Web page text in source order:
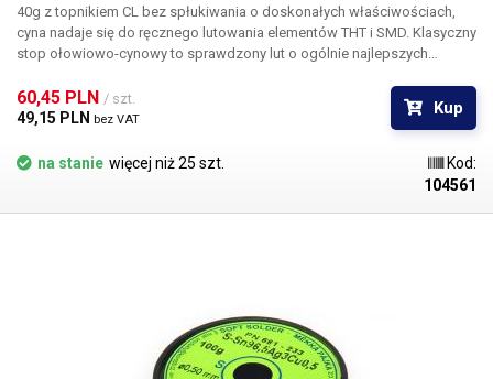
40g z topnikiem CL bez spłukiwania o doskonałych właściwościach,
cyna nadaje się do ręcznego lutowania elementów THT i SMD. Klasyczny
stop ołowiowo-cynowy to sprawdzony lut o ogólnie najlepszych
składa się z 60% cyny i 40% ołowiu i jest zgodny z normą EN ISO 9453.
Temperatura topnienia lutu Sn60Pb40 mieści się w zakresie 183-190°C.
bardzo dobrą przyczepność cyny i wytrzymałość połączenia
lutowanego. Flux CL jest bezhalogenowy, zawiera maksymalnie 500
60,45 PLN / szt.
49,15 PLN bez VAT
Kup
na stanie więcej niż 25 szt.
Kod:
104561